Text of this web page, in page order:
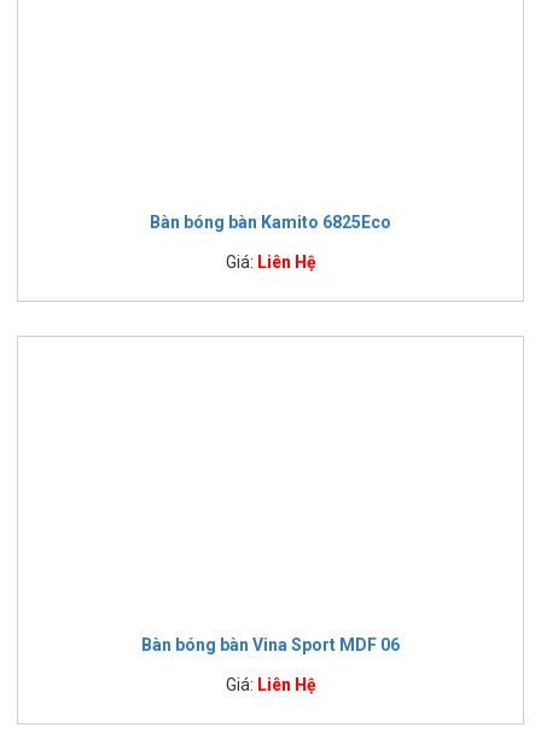
Bàn bóng bàn Kamito 6825Eco
Giá: Liên Hệ
Bàn bóng bàn Vina Sport MDF 06
Giá: Liên Hệ